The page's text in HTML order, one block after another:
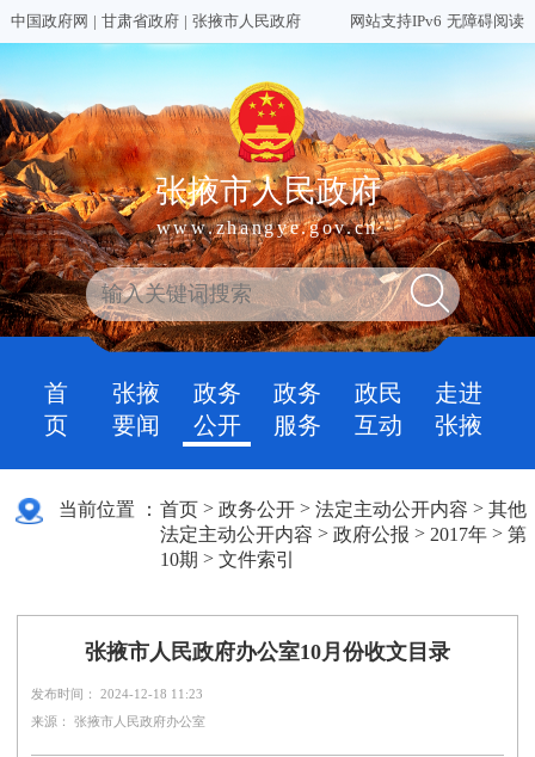
中国政府网 | 甘肃省政府 | 张掖市人民政府 网站支持IPv6 无障碍阅读
张掖市人民政府
www.zhangye.gov.cn
首
页
张掖
要闻
政务
公开
政务
服务
政民
互动
走进
张掖
当前位置 ： 首页 >政务公开 >法定主动公开内容 >其他
法定主动公开内容 >政府公报 > 2017年 >第
10期 >文件索引
张掖市人民政府办公室10月份收文目录
发布时间： 2024-12-18 11:23
来源： 张掖市人民政府办公室